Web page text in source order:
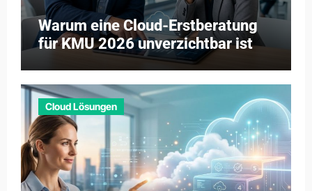
Warum eine Cloud-Erstberatung
für KMU 2026 unverzichtbar ist
Cloud Lösungen